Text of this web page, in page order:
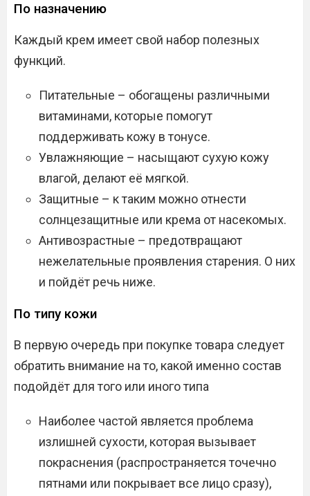
По назначению
Каждый крем имеет свой набор полезных
функций.
Питательные – обогащены различными
витаминами, которые помогут
поддерживать кожу в тонусе.
Увлажняющие – насыщают сухую кожу
влагой, делают её мягкой.
Защитные – к таким можно отнести
солнцезащитные или крема от насекомых.
Антивозрастные – предотвращают
нежелательные проявления старения. О них
и пойдёт речь ниже.
По типу кожи
В первую очередь при покупке товара следует
обратить внимание на то, какой именно состав
подойдёт для того или иного типа
Наиболее частой является проблема
излишней сухости, которая вызывает
покраснения (распространяется точечно
пятнами или покрывает все лицо сразу),